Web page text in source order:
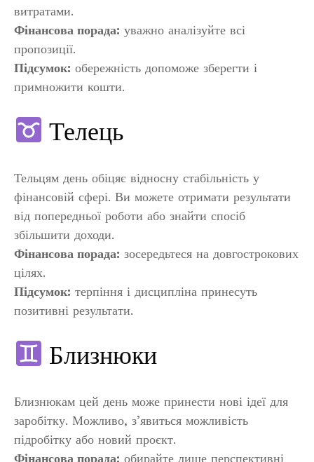
витратами.
Фінансова порада: уважно аналізуйте всі
пропозиції.
Підсумок: обережність допоможе зберегти і
примножити кошти.
Телець
Тельцям день обіцяє відносну стабільність у
фінансовій сфері. Ви можете отримати результати
від попередньої роботи або знайти спосіб
збільшити доходи.
Фінансова порада: зосередьтеся на довгострокових
цілях.
Підсумок: терпіння і дисципліна принесуть
позитивні результати.
Близнюки
Близнюкам цей день може принести нові ідеї для
заробітку. Можливо, з’явиться можливість
підробітку або новий проєкт.
Фінансова порада: обирайте лише перспективні